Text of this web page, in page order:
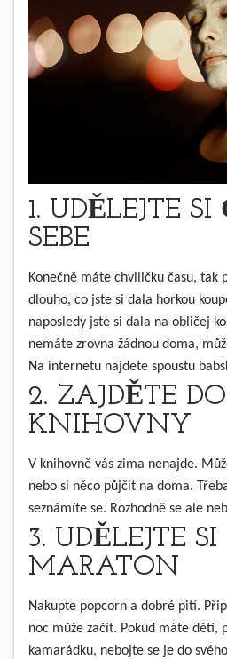
1. UDĚLEJTE
SEBE
Konečně máte chviličku času, tak
dlouho, co jste si dala horkou
naposledy jste si dala na obličej
nemáte zrovna žádnou doma,
Na internetu najdete spoustu
2. ZAJDĚTE DO
KNIHOVNY
V knihovně vás zima nenajde.
nebo si něco půjčit na doma.
seznámíte se. Rozhodně se ale
3. UDĚLEJTE
MARATON
Nakupte popcorn a dobré pití.
noc může začít. Pokud máte děti,
kamarádku, nebojte se je do